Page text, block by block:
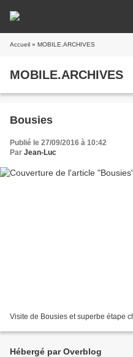
Accueil » MOBILE.ARCHIVES
MOBILE.ARCHIVES
Bousies
Publié le 27/09/2016 à 10:42
Par Jean-Luc
Visite de Bousies et superbe étape
Hébergé par Overblog